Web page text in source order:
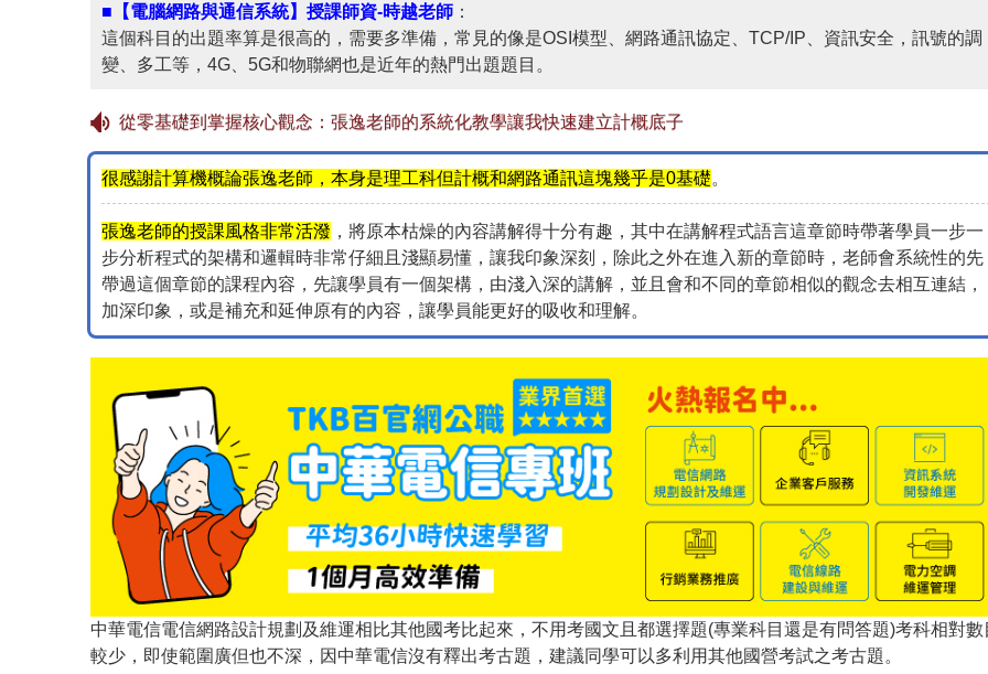
■【電腦網路與通信系統】授課師資-時越老師 ：
這個科目的出題率算是很高的，需要多準備，常見的像是OSI模型、網路通訊協定、TCP/IP、資訊安全，訊號的調
變、多工等，4G、5G和物聯網也是近年的熱門出題題目。
從零基礎到掌握核心觀念：張逸老師的系統化教學讓我快速建立計概底子
很感謝計算機概論張逸老師，本身是理工科但計概和網路通訊這塊幾乎是0基礎。
張逸老師的授課風格非常活潑 ，將原本枯燥的內容講解得十分有趣，其中在講解程式語言這章節時帶著學員一步一
步分析程式的架構和邏輯時非常仔細且淺顯易懂，讓我印象深刻，除此之外在進入新的章節時，老師會系統性的先
帶過這個章節的課程內容，先讓學員有一個架構，由淺入深的講解，並且會和不同的章節相似的觀念去相互連結，
加深印象，或是補充和延伸原有的內容，讓學員能更好的吸收和理解。
中華電信電信網路設計規劃及維運相比其他國考比起來，不用考國文且都選擇題(專業科目還是有問答題)考科相對數
較少，即使範圍廣但也不深，因中華電信沒有釋出考古題，建議同學可以多利用其他國營考試之考古題。